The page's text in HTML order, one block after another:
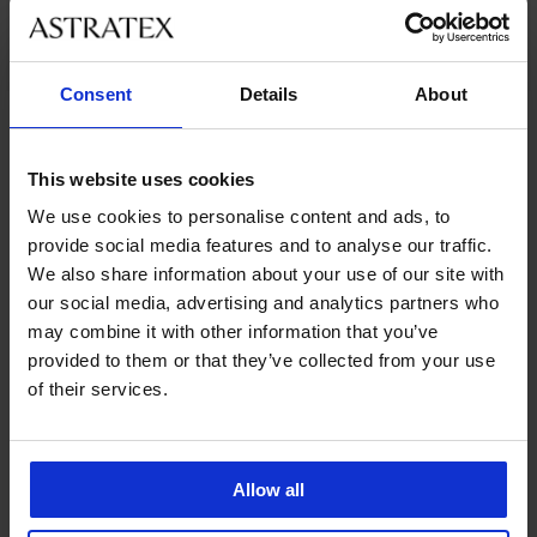
Consent Details About
This website uses cookies
We use cookies to personalise content and ads, to
provide social media features and to analyse our traffic.
We also share information about your use of our site with
our social media, advertising and analytics partners who
may combine it with other information that you’ve
provided to them or that they’ve collected from your use
of their services.
Allow all
-20 % BRA20
Nalepovací
podprsenka
Gala
Kč
839
kód
-20 % BRA20
Stahovač
ramínek
UNI
Kč
87
kód
-20 % BRA20
Textilní
ramínka
18
mm
139
Kč
kód
-20 % BRA20
5
háčky
-20 % BRA20
4,6
Protivrásková
podprsenka
La
Decollette
1 689
Kč
kód
-20 % BRA20
háček
-20 % BRA20
Stahovač
ramínek
BA13
Kč
kód
4,8
Pěnové
Push-
Up
vycpávky
Kč
-20 % BRA20
5
háčky